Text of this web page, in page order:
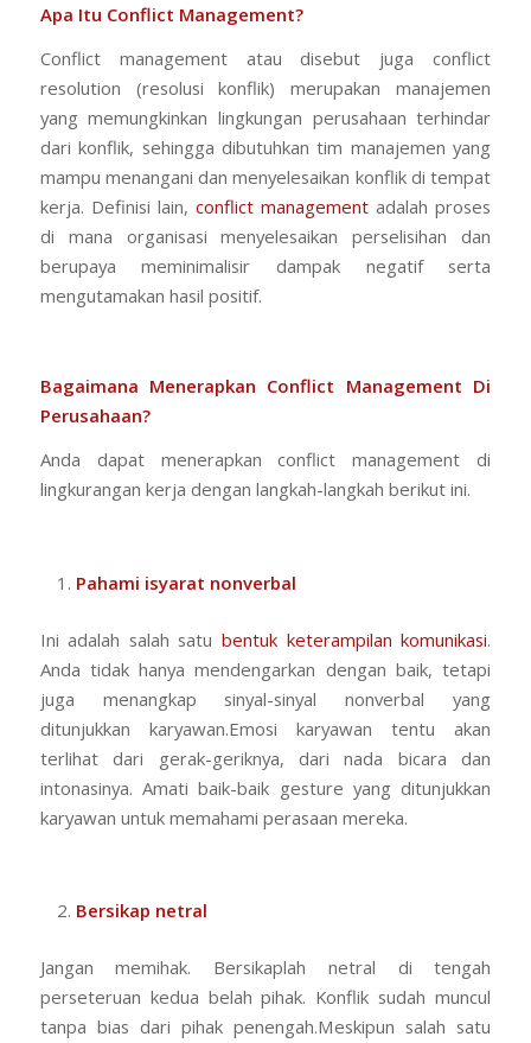
Apa Itu Conflict Management?
Conflict management atau disebut juga conflict
resolution (resolusi konflik) merupakan manajemen
yang memungkinkan lingkungan perusahaan terhindar
dari konflik, sehingga dibutuhkan tim manajemen yang
mampu menangani dan menyelesaikan konflik di tempat
kerja. Definisi lain, conflict management adalah proses
di mana organisasi menyelesaikan perselisihan dan
berupaya meminimalisir dampak negatif serta
mengutamakan hasil positif.
Bagaimana Menerapkan Conflict Management Di
Perusahaan?
Anda dapat menerapkan conflict management di
lingkurangan kerja dengan langkah-langkah berikut ini.
Pahami isyarat nonverbal
Ini adalah salah satubentuk keterampilan komunikasi.
Anda tidak hanya mendengarkan dengan baik, tetapi
juga menangkap sinyal-sinyal nonverbal yang
ditunjukkan karyawan.Emosi karyawan tentu akan
terlihat dari gerak-geriknya, dari nada bicara dan
intonasinya. Amati baik-baik gesture yang ditunjukkan
karyawan untuk memahami perasaan mereka.
Bersikap netral
Jangan memihak. Bersikaplah netral di tengah
perseteruan kedua belah pihak. Konflik sudah muncul
tanpa bias dari pihak penengah.Meskipun salah satu